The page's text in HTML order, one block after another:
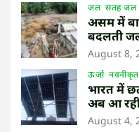
जल सतह जल
असम में
बदलती
August 8,
ऊर्जा नवनीकृत
भारत में
अब आ
August 4,